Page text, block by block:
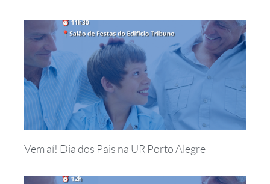
Vem aí! Dia dos Pais na UR Porto Alegre